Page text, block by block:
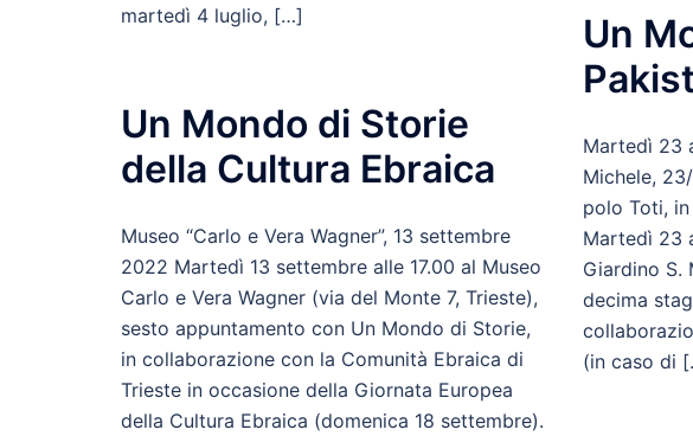
martedì 4 luglio, […]
Un Mondo di Storie
della Cultura Ebraica
Museo “Carlo e Vera Wagner”, 13 settembre
2022 Martedì 13 settembre alle 17.00 al Museo
Carlo e Vera Wagner (via del Monte 7, Trieste),
sesto appuntamento con Un Mondo di Storie,
in collaborazione con la Comunità Ebraica di
Trieste in occasione della Giornata Europea
della Cultura Ebraica (domenica 18 settembre).
Un
Martedì 23
Michele,
polo Toti,
Martedì 23
Giardino S.
decima
(in caso di